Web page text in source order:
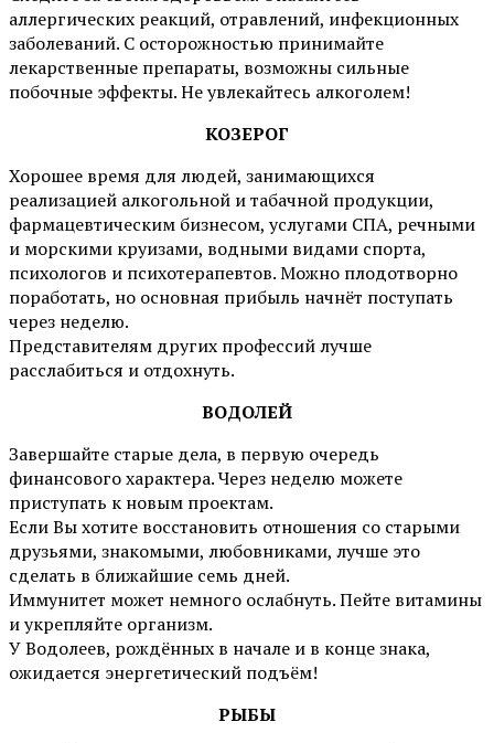
аллергических реакций, отравлений, инфекционных
заболеваний. С осторожностью принимайте
лекарственные препараты, возможны сильные
побочные эффекты. Не увлекайтесь алкоголем!
КОЗЕРОГ
Хорошее время для людей, занимающихся
реализацией алкогольной и табачной продукции,
фармацевтическим бизнесом, услугами СПА, речными
и морскими круизами, водными видами спорта,
психологов и психотерапевтов. Можно плодотворно
поработать, но основная прибыль начнёт поступать
через неделю.
Представителям других профессий лучше
расслабиться и отдохнуть.
ВОДОЛЕЙ
Завершайте старые дела, в первую очередь
финансового характера. Через неделю можете
приступать к новым проектам.
Если Вы хотите восстановить отношения со старыми
друзьями, знакомыми, любовниками, лучше это
сделать в ближайшие семь дней.
Иммунитет может немного ослабнуть. Пейте витамины
и укрепляйте организм.
У Водолеев, рождённых в начале и в конце знака,
ожидается энергетический подъём!
РЫБЫ